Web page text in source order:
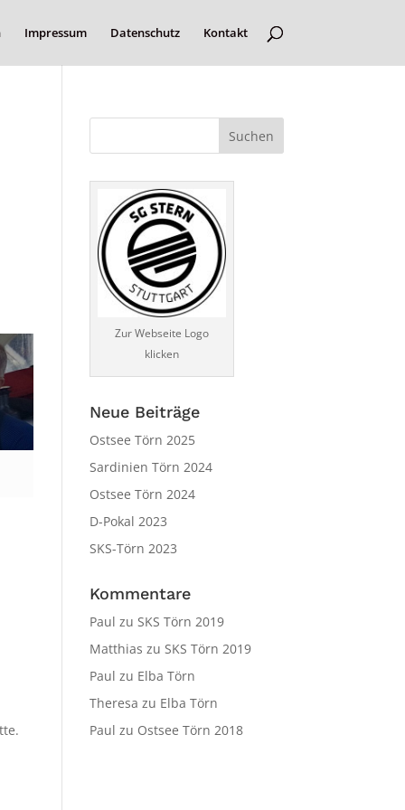
Impressum Datenschutz Kontakt
Zur Webseite Logo
klicken
Neue Beiträge
Ostsee Törn 2025
Sardinien Törn 2024
Ostsee Törn 2024
D-Pokal 2023
SKS-Törn 2023
Kommentare
Paul zu SKS Törn 2019
Matthias zu SKS Törn 2019
Paul zu Elba Törn
Theresa zu Elba Törn
Paul zu Ostsee Törn 2018